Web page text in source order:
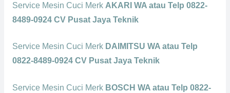
Service Mesin Cuci Merk AKARI WA atau Telp 0822-
8489-0924 CV Pusat Jaya Teknik
Service Mesin Cuci Merk DAIMITSU WA atau Telp
0822-8489-0924 CV Pusat Jaya Teknik
Service Mesin Cuci Merk BOSCH WA atau Telp 0822-